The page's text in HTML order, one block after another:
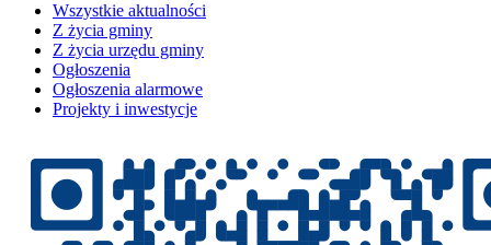
Wszystkie aktualności
Z życia gminy
Z życia urzędu gminy
Ogłoszenia
Ogłoszenia alarmowe
Projekty i inwestycje